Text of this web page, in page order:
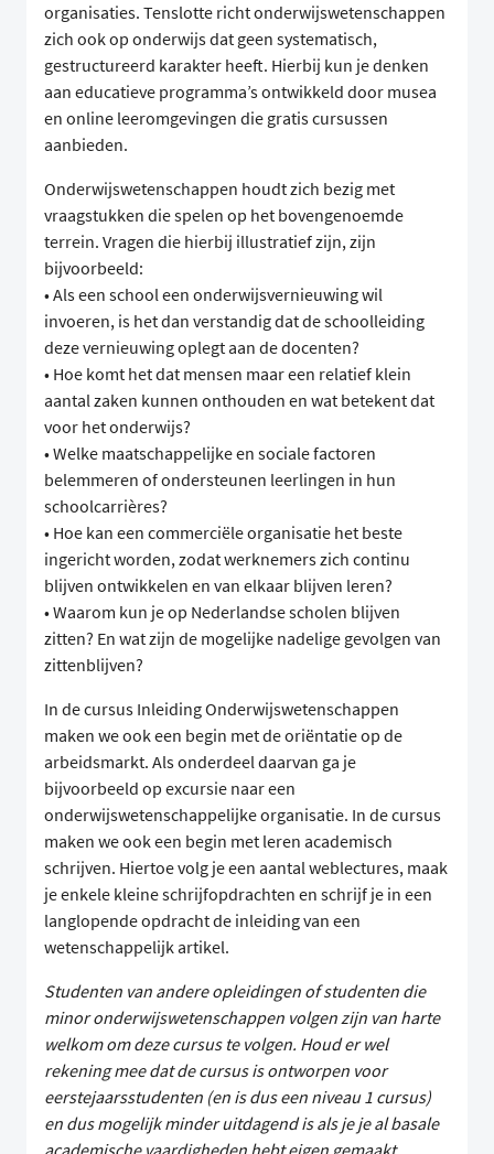
organisaties. Tenslotte richt onderwijswetenschappen
zich ook op onderwijs dat geen systematisch,
gestructureerd karakter heeft. Hierbij kun je denken
aan educatieve programma’s ontwikkeld door musea
en online leeromgevingen die gratis cursussen
aanbieden.
Onderwijswetenschappen houdt zich bezig met
vraagstukken die spelen op het bovengenoemde
terrein. Vragen die hierbij illustratief zijn, zijn
bijvoorbeeld:
• Als een school een onderwijsvernieuwing wil
invoeren, is het dan verstandig dat de schoolleiding
deze vernieuwing oplegt aan de docenten?
• Hoe komt het dat mensen maar een relatief klein
aantal zaken kunnen onthouden en wat betekent dat
voor het onderwijs?
• Welke maatschappelijke en sociale factoren
belemmeren of ondersteunen leerlingen in hun
schoolcarrières?
• Hoe kan een commerciële organisatie het beste
ingericht worden, zodat werknemers zich continu
blijven ontwikkelen en van elkaar blijven leren?
• Waarom kun je op Nederlandse scholen blijven
zitten? En wat zijn de mogelijke nadelige gevolgen van
zittenblijven?
In de cursus Inleiding Onderwijswetenschappen
maken we ook een begin met de oriëntatie op de
arbeidsmarkt. Als onderdeel daarvan ga je
bijvoorbeeld op excursie naar een
onderwijswetenschappelijke organisatie. In de cursus
maken we ook een begin met leren academisch
schrijven. Hiertoe volg je een aantal weblectures, maak
je enkele kleine schrijfopdrachten en schrijf je in een
langlopende opdracht de inleiding van een
wetenschappelijk artikel.
Studenten van andere opleidingen of studenten die
minor onderwijswetenschappen volgen zijn van harte
welkom om deze cursus te volgen. Houd er wel
rekening mee dat de cursus is ontworpen voor
eerstejaarsstudenten (en is dus een niveau 1 cursus)
en dus mogelijk minder uitdagend is als je je al basale